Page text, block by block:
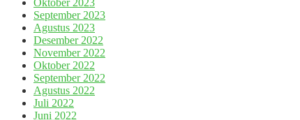
Oktober 2023
September 2023
Agustus 2023
Desember 2022
November 2022
Oktober 2022
September 2022
Agustus 2022
Juli 2022
Juni 2022